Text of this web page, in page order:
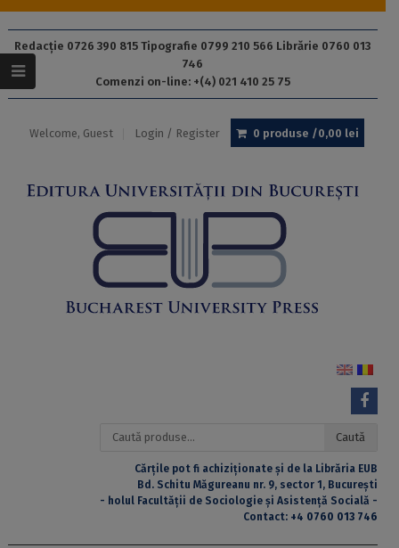
Redacție 0726 390 815 Tipografie 0799 210 566 Librărie 0760 013
746
Comenzi on-line: +(4) 021 410 25 75
Welcome, Guest Login / Register 0 produse /0,00 lei
Caută
Caută
Cărțile pot fi achiziționate și de la Librăria EUB
Bd. Schitu Măgureanu nr. 9, sector 1, București
- holul Facultății de Sociologie și Asistență Socială -
Contact: +4 0760 013 746